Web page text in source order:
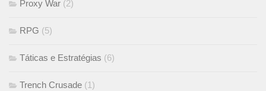
Proxy War (2)
RPG (5)
Táticas e Estratégias (6)
Trench Crusade (1)